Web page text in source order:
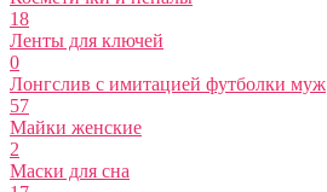
18
Ленты для ключей
0
Лонгслив с имитацией футболки муж
57
Майки женские
2
Маски для сна